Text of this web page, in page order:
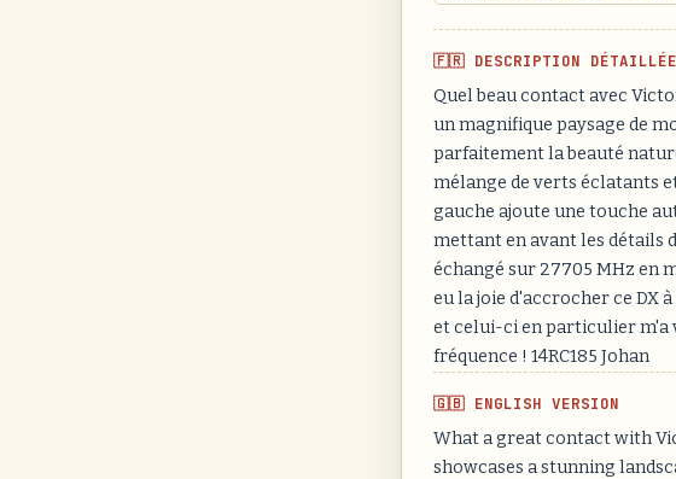
🇫🇷 DESCRIPTION DÉTAILLÉE
Quel beau contact avec
un magnifique paysage de
parfaitement la beauté
mélange de verts éclatants
gauche ajoute une touche
mettant en avant les détails
échangé sur 27705 MHz en
eu la joie d'accrocher ce DX
et celui-ci en particulier m'a
fréquence ! 14RC185 Johan
🇬🇧 ENGLISH VERSION
What a great contact with
showcases a stunning